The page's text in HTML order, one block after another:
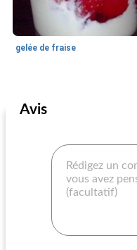
gelée de fraise
Avis